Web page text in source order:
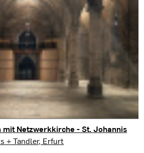
mit Netzwerkkirche - St. Johannis
+ Tandler, Erfurt